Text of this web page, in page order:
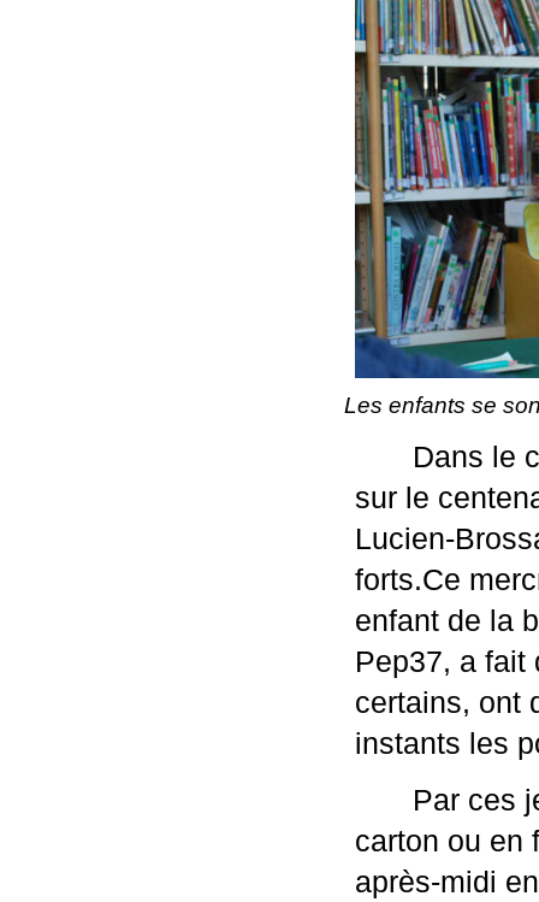
Les enfants se
Dans le
sur le
Lucien-
forts.Ce
enfant de la
Pep37, a fait
certains, ont
instants les
Par ces
carton ou en
après-midi